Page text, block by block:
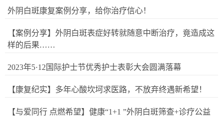
外阴白斑康复案例分享，给你治疗信心！
【案例分享】外阴白斑表症好转就随意中断治疗，竟造成这
样的后果……
2023年5·12国际护士节优秀护士表彰大会圆满落幕
【康复纪实】多年心酸坎坷求医路，不放弃终遇新希望！
【与爱同行 点燃希望】健康“1+1 ”外阴白斑筛查+诊疗公益